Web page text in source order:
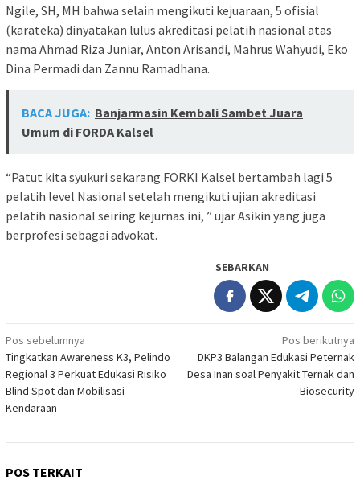
Ngile, SH, MH bahwa selain mengikuti kejuaraan, 5 ofisial
(karateka) dinyatakan lulus akreditasi pelatih nasional atas
nama Ahmad Riza Juniar, Anton Arisandi, Mahrus Wahyudi, Eko
Dina Permadi dan Zannu Ramadhana.
BACA JUGA: Banjarmasin Kembali Sambet Juara
Umum di FORDA Kalsel
“Patut kita syukuri sekarang FORKI Kalsel bertambah lagi 5
pelatih level Nasional setelah mengikuti ujian akreditasi
pelatih nasional seiring kejurnas ini, ” ujar Asikin yang juga
berprofesi sebagai advokat.
SEBARKAN
Navigasi
pos
Pos sebelumnya
Tingkatkan Awareness K3, Pelindo
Regional 3 Perkuat Edukasi Risiko
Blind Spot dan Mobilisasi
Kendaraan
Pos berikutnya
DKP3 Balangan Edukasi Peternak
Desa Inan soal Penyakit Ternak dan
Biosecurity
POS TERKAIT